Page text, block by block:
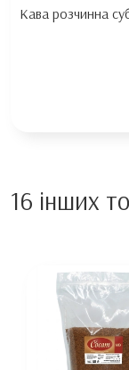
Кава розчинна
16 інших